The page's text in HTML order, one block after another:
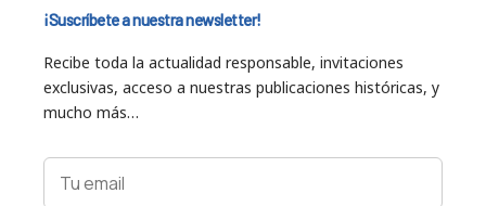
¡Suscríbete a nuestra newsletter!
Recibe toda la actualidad responsable, invitaciones
exclusivas, acceso a nuestras publicaciones históricas, y
mucho más…